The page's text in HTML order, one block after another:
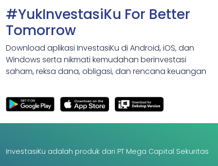
#YukInvestasiKu For Better
Tomorrow
Download aplikasi InvestasiKu di Android, iOS, dan
Windows serta nikmati kemudahan berinvestasi
saham, reksa dana, obligasi, dan rencana keuangan
InvestasiKu adalah produk dari PT Mega Capital Sekuritas